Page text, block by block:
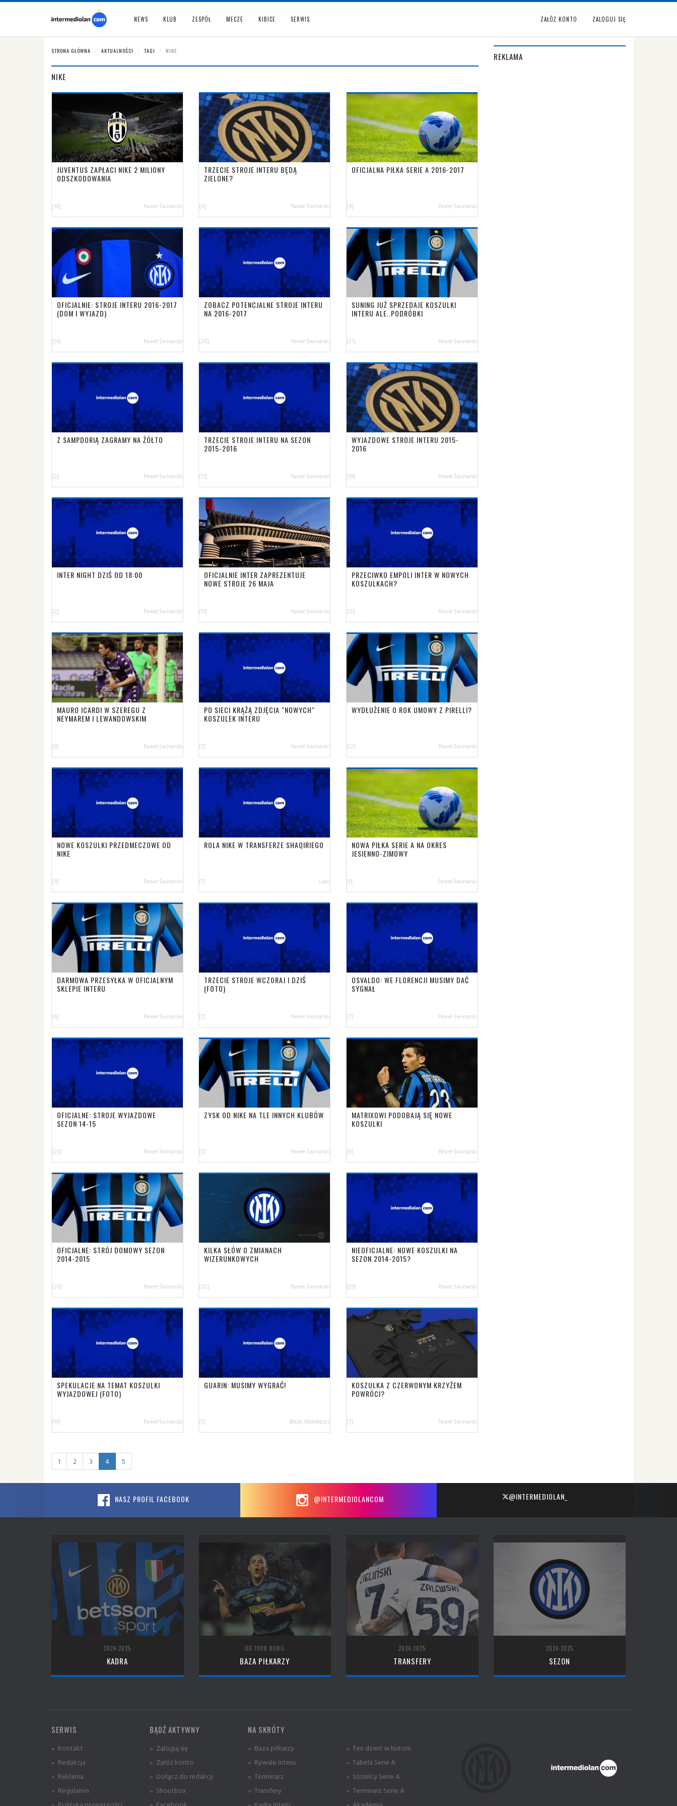
NEWS KLUB ZESPÓŁ MECZE KIBICE SERWIS ZAŁÓŻ KONTO ZALOGUJ SIĘ
STRONA GŁÓWNA AKTUALNOŚCI TAGI NIKE
NIKE
JUVENTUS ZAPŁACI NIKE 2 MILIONY
ODSZKODOWANIA
[10] Paweł Świnarski
TRZECIE STROJE INTERU BĘDĄ
ZIELONE?
[6] Paweł Świnarski
OFICJALNA PIŁKA SERIE A 2016-2017
[4] Paweł Świnarski
OFICJALNIE: STROJE INTERU 2016-2017
(DOM I WYJAZD)
[14] Paweł Świnarski
ZOBACZ POTENCJALNE STROJE INTERU
NA 2016-2017
[26] Paweł Świnarski
SUNING JUŻ SPRZEDAJE KOSZULKI
INTERU ALE..PODRÓBKI
[21] Paweł Świnarski
Z SAMPDORIĄ ZAGRAMY NA ŻÓŁTO
[2] Paweł Świnarski
TRZECIE STROJE INTERU NA SEZON
2015-2016
[11] Paweł Świnarski
WYJAZDOWE STROJE INTERU 2015-
2016
[19] Paweł Świnarski
INTER NIGHT DZIŚ OD 18:00
[2] Paweł Świnarski
OFICJALNIE INTER ZAPREZENTUJE
NOWE STROJE 26 MAJA
[11] Paweł Świnarski
PRZECIWKO EMPOLI INTER W NOWYCH
KOSZULKACH?
[13] Paweł Świnarski
MAURO ICARDI W SZEREGU Z
NEYMAREM I LEWANDOWSKIM
[0] Paweł Świnarski
PO SIECI KRĄŻĄ ZDJĘCIA "NOWYCH"
KOSZULEK INTERU
[7] Paweł Świnarski
WYDŁUŻENIE O ROK UMOWY Z PIRELLI?
[12] Paweł Świnarski
NOWE KOSZULKI PRZEDMECZOWE OD
NIKE
[4] Paweł Świnarski
ROLA NIKE W TRANSFERZE SHAQIRIEGO
[7] Loon
NOWA PIŁKA SERIE A NA OKRES
JESIENNO-ZIMOWY
[1] Paweł Świnarski
DARMOWA PRZESYŁKA W OFICJALNYM
SKLEPIE INTERU
[6] Paweł Świnarski
TRZECIE STROJE WCZORAJ I DZIŚ
(FOTO)
[7] Paweł Świnarski
OSVALDO: WE FLORENCJI MUSIMY DAĆ
SYGNAŁ
[7] Paweł Świnarski
OFICJALNE: STROJE WYJAZDOWE
SEZON 14-15
[25] Paweł Świnarski
ZYSK OD NIKE NA TLE INNYCH KLUBÓW
[5] Paweł Świnarski
MATRIXOWI PODOBAJĄ SIĘ NOWE
KOSZULKI
[6] Paweł Świnarski
OFICJALNE: STRÓJ DOMOWY SEZON
2014-2015
[26] Paweł Świnarski
KILKA SŁÓW O ZMIANACH
WIZERUNKOWYCH
[22] Paweł Świnarski
NIEOFICJALNE: NOWE KOSZULKI NA
SEZON 2014-2015?
[29] Paweł Świnarski
SPEKULACJE NA TEMAT KOSZULKI
WYJAZDOWEJ (FOTO)
[19] Paweł Świnarski
GUARIN: MUSIMY WYGRAĆ!
[1] Błażej Małolepszy
KOSZULKA Z CZERWONYM KRZYŻEM
POWRÓCI?
[7] Paweł Świnarski
1 2 3 4 5
REKLAMA
NASZ PROFIL FACEBOOK @INTERMEDIOLANCOM @INTERMEDIOLAN_
2024-2025
KADRA
OD 1908 ROKU
BAZA PIŁKARZY
2024-2025
TRANSFERY
2024-2025
SEZON
SERWIS
» Kontakt
» Redakcja
» Reklama
» Regulamin
BĄDŹ AKTYWNY
» Zaloguj się
» Załóż konto
» Dołącz do redakcji
» Shoutbox
NA SKRÓTY
» Baza piłkarzy
» Rywale Interu
» Terminarz
» Transfery
» Ten dzień w historii
» Tabela Serie A
» Strzelcy Serie A
» Terminarz Serie A